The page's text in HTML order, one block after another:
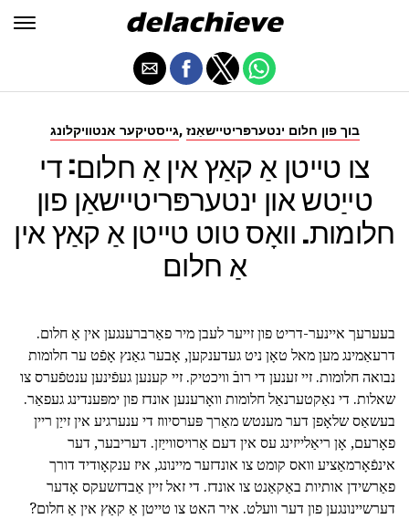
גייסטיקער אנטוויקלונג, בוך פון חלום ינטערפּריטיישאַנז
צו טייטן אַ קאַץ אין אַ חלום: די
טייַטש און ינטערפּריטיישאַן פון
חלומות. וואָס טוט טייטן אַ קאַץ אין
אַ חלום
בעערעך איינער-דריט פון זייער לעבן מיר פאַרברענגען אין אַ חלום.
דרעאַמינג מען מאל טאָן ניט געדענקען, אָבער גאַנץ אָפֿט ער חלומות
נבואה חלומות. זיי זענען די רובֿ וויכטיק. זיי קענען געפֿינען ענטפֿערס צו
שאלות. די נאַקטערנאַל חלומות וואָרענען אונדז פון ימפּענדינג געפאַר.
בעשאַס שלאָפן דער מענטש מאַרך פּערסיווז די ענערגיע אין זייַן ריין
פאָרעם, אָן ריאַלייזינג עס אין דעם אַרויסווייַזן. דעריבער, דער
אינפֿאָרמאַציע וואס קומט צו אונדזער מיינונג, איז ענקאָודיד דורך
פאַרשידן אותיות באַקאַנט צו אונדז. די זאל זיין אַבדזשעקס אָדער
דערשיינונגען פון דער וועלט. איר האט צו טייטן אַ קאַץ אין אַ חלום?